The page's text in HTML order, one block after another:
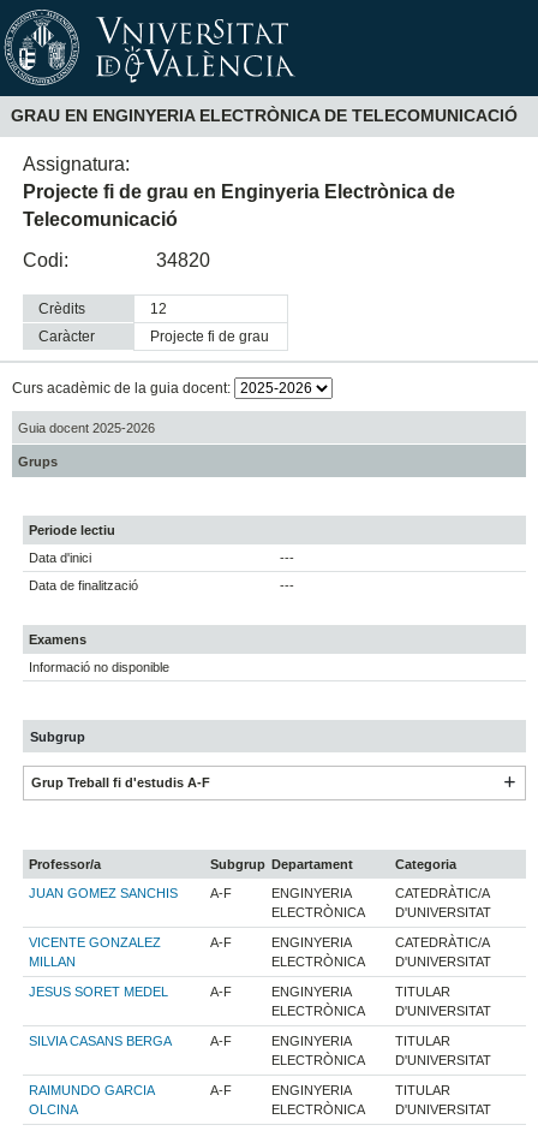
GRAU EN ENGINYERIA ELECTRÒNICA DE TELECOMUNICACIÓ
Assignatura:
Projecte fi de grau en Enginyeria Electrònica de
Telecomunicació
Codi:
34820
Crèdits
12
Caràcter
projecte fi de grau
Curs acadèmic de la guia docent:
Guia docent 2025-2026
Grups
Periode lectiu
Data d'inici
---
Data de finalització
---
Examens
Informació no disponible
Subgrup
Grup Treball fi d'estudis A-F
Professor/a Subgrup Departament
Categoria
JUAN GOMEZ SANCHIS
A-F
ENGINYERIA
ELECTRÒNICA
CATEDRÀTIC/A
D'UNIVERSITAT
VICENTE GONZALEZ
MILLAN
A-F
ENGINYERIA
ELECTRÒNICA
CATEDRÀTIC/A
D'UNIVERSITAT
JESUS SORET MEDEL A-F
ENGINYERIA
ELECTRÒNICA
TITULAR
D'UNIVERSITAT
SILVIA CASANS BERGA A-F
ENGINYERIA
ELECTRÒNICA
TITULAR
D'UNIVERSITAT
RAIMUNDO GARCIA
OLCINA
A-F
ENGINYERIA
ELECTRÒNICA
TITULAR
D'UNIVERSITAT